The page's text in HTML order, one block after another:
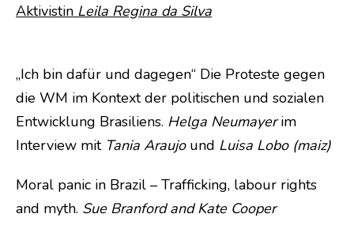
Aktivistin Leila Regina da Silva
„Ich bin dafür und dagegen“ Die Proteste gegen
die WM im Kontext der politischen und sozialen
Entwicklung Brasiliens. Helga Neumayerim
Interview mit Tania Araujound Luisa Lobo (maiz)
Moral panic in Brazil – Trafficking, labour rights
and myth. Sue Branford and Kate Cooper